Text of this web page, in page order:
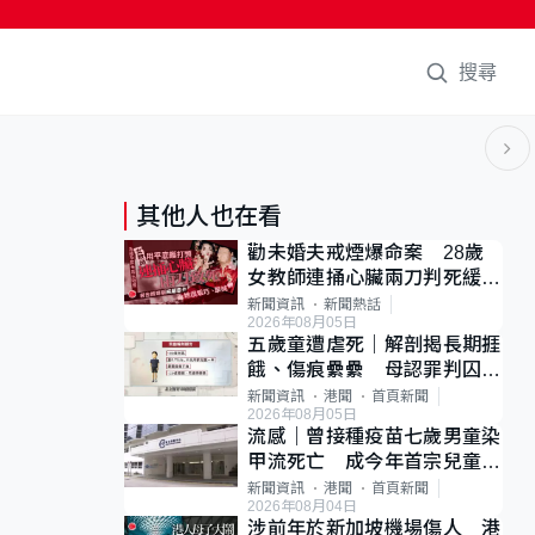
搜尋
其他人也在看
勸未婚夫戒煙爆命案 28歲
女教師連捅心臟兩刀判死緩
母斥判太重已上訴
新聞資訊
新聞熱話
2026年08月05日
五歲童遭虐死｜解剖揭長期捱
餓、傷痕纍纍 母認罪判囚
22年 官斥冷血：同類案最
惡劣
新聞資訊 港聞
首頁新聞
2026年08月05日
流感｜曾接種疫苗七歲男童染
甲流死亡 成今年首宗兒童感
染離世個案
新聞資訊 港聞
首頁新聞
2026年08月04日
涉前年於新加坡機場傷人 港